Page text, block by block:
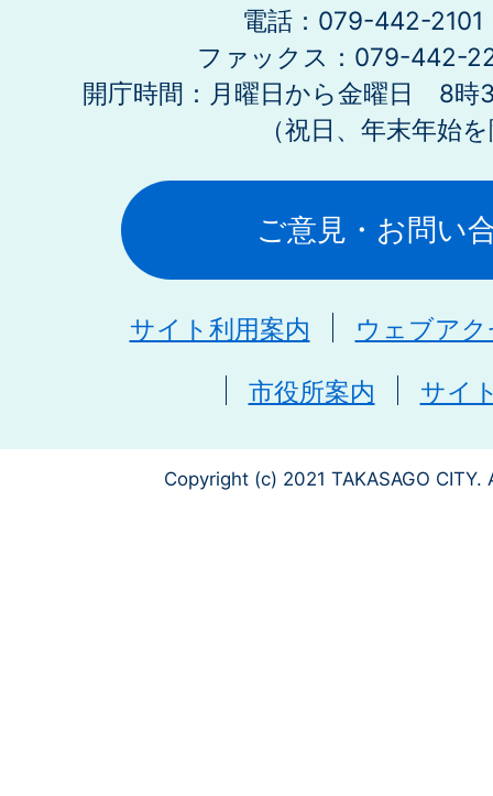
電話：079-442-2101
ファックス：079-442-
開庁時間：月曜日から金曜日 8時
（祝日、年末年始
ご意見・お問い
サイト利用案内 ウェブア
市役所案内 サイ
Copyright (c) 2021 TAKASAGO CITY.